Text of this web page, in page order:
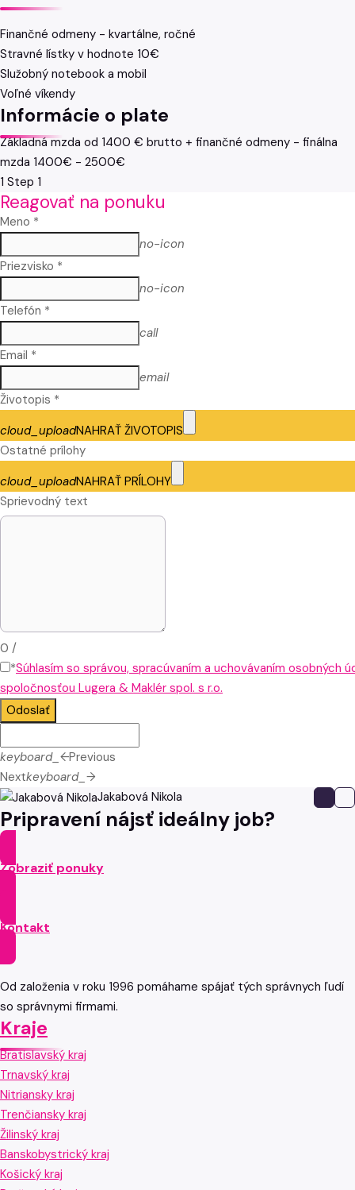
Finančné odmeny - kvartálne, ročné
Stravné lístky v hodnote 10€
Služobný notebook a mobil
Voľné víkendy
Informácie o plate
Základná mzda od 1400 € brutto + finančné odmeny - finálna
mzda 1400€ - 2500€
1 Step 1
Reagovať na ponuku
Meno *
no-icon
Priezvisko *
no-icon
Telefón *
call
Email *
email
Životopis *
cloud_uploadNAHRAŤ ŽIVOTOPIS
Ostatné prílohy
cloud_uploadNAHRAŤ PRÍLOHY
Sprievodný text
0 /
*Súhlasím so správou, spracúvaním a uchovávaním osobných
spoločnosťou Lugera & Maklér spol. s r.o.
Odoslať
keyboard_arrow_leftPrevious
Nextkeyboard_arrow_right
Jakabová Nikola
Pripravení nájsť ideálny job?
Zobraziť ponuky
Kontakt
Od založenia v roku 1996 pomáhame spájať tých správnych ľudí
so správnymi firmami.
Kraje
Bratislavský kraj
Trnavský kraj
Nitriansky kraj
Trenčiansky kraj
Žilinský kraj
Banskobystrický kraj
Košický kraj